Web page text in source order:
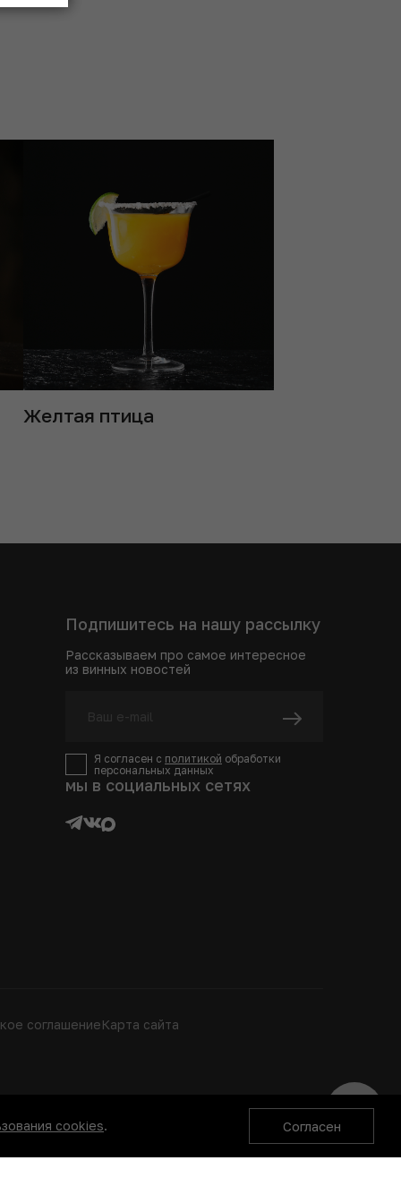
рецепт
Желтая птица
Подпишитесь на нашу рассылку
Рассказываем про самое интересное
из винных новостей
Я согласен с политикой обработки
персональных данных
мы в социальных сетях
соглашениеКарта сайта
cookies. Согласен